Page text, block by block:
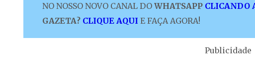
NO NOSSO NOVO CANAL DO WHATSAPP CLICANDO
GAZETA? CLIQUE AQUI E FAÇA AGORA!
Publicidade